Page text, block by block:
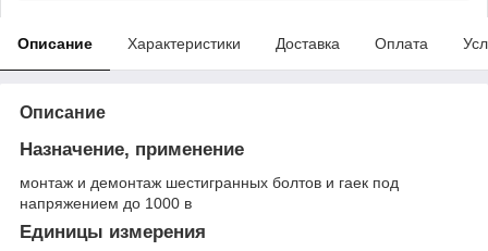
Описание Характеристики Доставка Оплата
Описание
Назначение, применение
монтаж и демонтаж шестигранных болтов и гаек под
напряжением до 1000 в
Единицы измерения